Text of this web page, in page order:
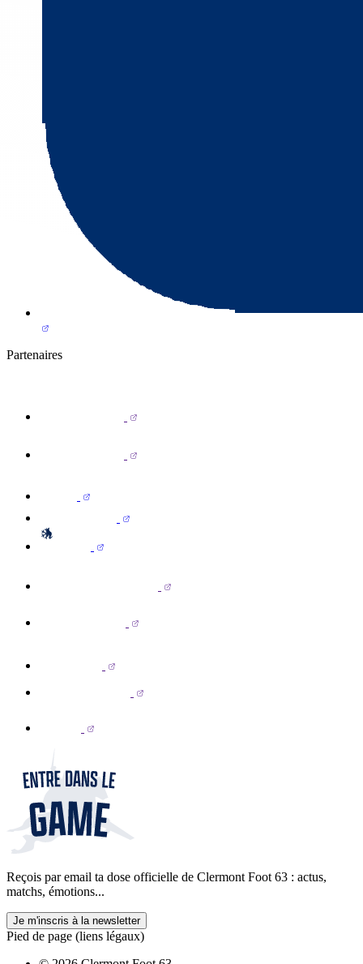
Partenaires
Reçois par email ta dose officielle de Clermont Foot 63 : actus,
matchs, émotions...
Je m'inscris à la newsletter
Pied de page (liens légaux)